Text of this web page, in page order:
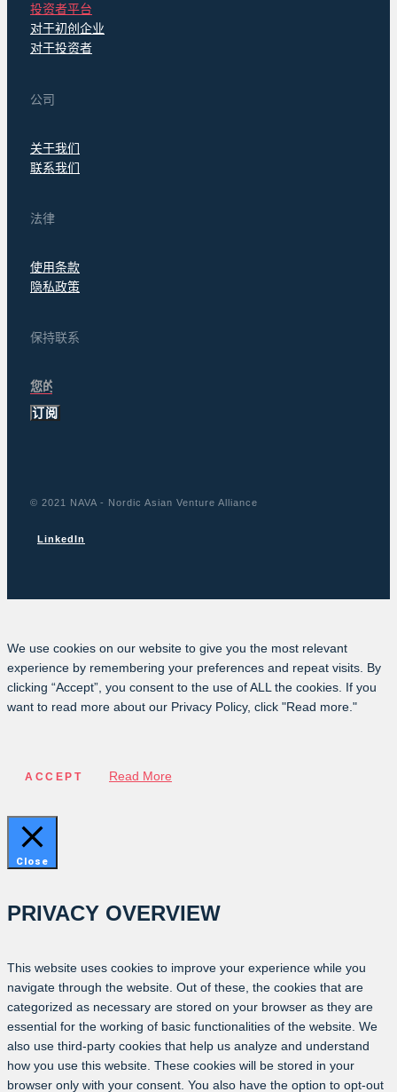
投资者平台
对于初创企业
对于投资者
公司
关于我们
联系我们
法律
使用条款
隐私政策
保持联系
订阅
© 2021 NAVA - Nordic Asian Venture Alliance
LinkedIn
We use cookies on our website to give you the most relevant
experience by remembering your preferences and repeat visits. By
clicking “Accept”, you consent to the use of ALL the cookies. If you
want to read more about our Privacy Policy, click "Read more."
ACCEPT Read More
Close
PRIVACY OVERVIEW
This website uses cookies to improve your experience while you
navigate through the website. Out of these, the cookies that are
categorized as necessary are stored on your browser as they are
essential for the working of basic functionalities of the website. We
also use third-party cookies that help us analyze and understand
how you use this website. These cookies will be stored in your
browser only with your consent. You also have the option to opt-out